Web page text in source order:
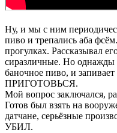
Ну, и мы с ним
пиво и трепались аба
прогулках. Рассказывал
сиразличные. Но однажды
баночное пиво, и
ПРИГОТОВЬСЯ.
Мой вопрос заключался,
Готов был взять на
датчане, серьёзные
УБИЛ.